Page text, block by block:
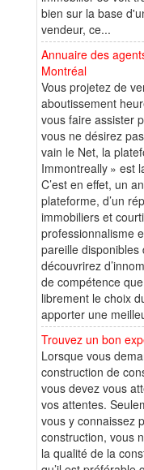
bien sur la base
vendeur, ce...
Annuaire des
Montréal
Vous projetez de
aboutissement
vous faire assister
vous ne désirez
vain le Net, la
Immontreally » est
C’est en effet, un
plateforme, d’un
immobiliers et
professionnalisme
pareille disponibles
découvrirez
de compétence
librement le choix
apporter une
Trouvez un bon
Lorsque vous
construction de
vous devez vous
vos attentes.
vous y connaissez
construction, vous
la qualité de la